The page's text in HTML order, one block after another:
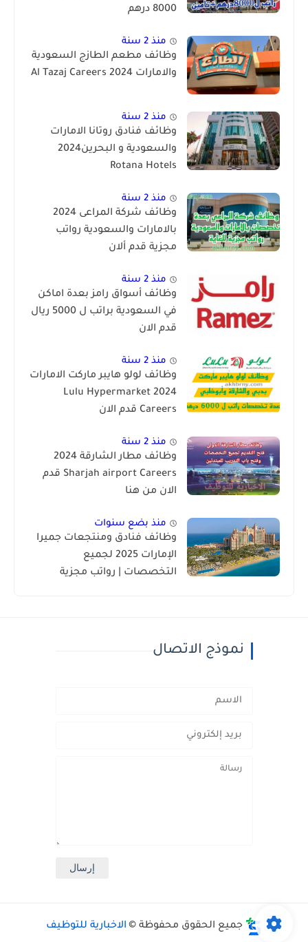
8000 درهم
منذ 2 سنة
وظائف مطعم الطازج السعودية
والامارات 2024 Al Tazaj Careers
منذ 2 سنة
وظائف فنادق روتانا الامارات
والسعودية و البحرين2024
Rotana Hotels
منذ 2 سنة
وظائف شركة المراعى 2024
بالامارات والسعودية رواتب
مجزية قدم ألان
منذ 2 سنة
وظائف أسواق رامز بعدة اماكن
في السعودية براتب ل 5000 ريال
قدم الان
منذ 2 سنة
وظائف لولو هايبر ماركت الامارات
2024 Lulu Hypermarket
Careers قدم الان
منذ 2 سنة
وظائف مطار الشارقة 2024
Sharjah airport Careers قدم
الان من هنا
منذ بضع سنوات
وظائف فنادق ومنتجعات جميرا
الإمارات 2025 لجميع
التخصصات | رواتب مجزية
نموذج الاتصال
جميع الحقوق محفوظة © الاخبارية للتوظيف